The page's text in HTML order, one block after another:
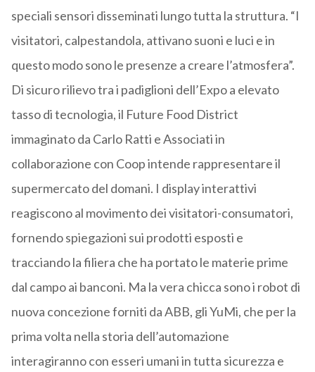
speciali sensori disseminati lungo tutta la struttura. “I
visitatori, calpestandola, attivano suoni e luci e in
questo modo sono le presenze a creare l’atmosfera”.
Di sicuro rilievo tra i padiglioni dell’Expo a elevato
tasso di tecnologia, il Future Food District
immaginato da Carlo Ratti e Associati in
collaborazione con Coop intende rappresentare il
supermercato del domani. I display interattivi
reagiscono al movimento dei visitatori-consumatori,
fornendo spiegazioni sui prodotti esposti e
tracciando la filiera che ha portato le materie prime
dal campo ai banconi. Ma la vera chicca sono i robot di
nuova concezione forniti da ABB, gli YuMi, che per la
prima volta nella storia dell’automazione
interagiranno con esseri umani in tutta sicurezza e